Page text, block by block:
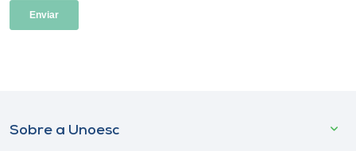
Sobre a Unoesc